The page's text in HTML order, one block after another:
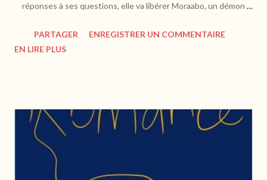
réponses à ses questions, elle va libérer Moraabo, un démon
cette vague de meurtres cruels qui s'abat sur la ville, mais le
temps lui est compté, car, à chaque âme absorbée, le démon
quand elle apprend le décès de son mari. À son retour, elle
ressent une présence perturbante qui l'incite à consulter un
sorcier vaudou. Mais ce qu'elle risque de réveiller pendant cette
séance pourrait s'avérer bien plus dérangeant encore... Tout
PARTAGER
ENREGISTRER UN COMMENTAIRE
EN LIRE PLUS